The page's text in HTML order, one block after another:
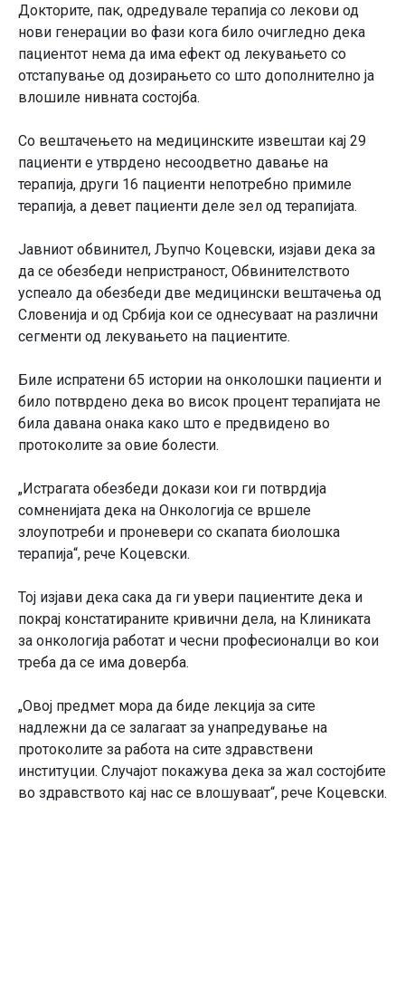
Докторите, пак, одредувале терапија со лекови од
нови генерации во фази кога било очигледно дека
пациентот нема да има ефект од лекувањето со
отстапување од дозирањето со што дополнително ја
влошиле нивната состојба.
Со вештачењето на медицинските извештаи кај 29
пациенти е утврдено несоодветно давање на
терапија, други 16 пациенти непотребно примиле
терапија, а девет пациенти деле зел од терапијата.
Јавниот обвинител, Љупчо Коцевски, изјави дека за
да се обезбеди непристраност, Обвинителството
успеало да обезбеди две медицински вештачења од
Словенија и од Србија кои се однесуваат на различни
сегменти од лекувањето на пациентите.
Биле испратени 65 истории на онколошки пациенти и
било потврдено дека во висок процент терапијата не
била давана онака како што е предвидено во
протоколите за овие болести.
„Истрагата обезбеди докази кои ги потврдија
сомненијата дека на Онкологија се вршеле
злоупотреби и проневери со скапата биолошка
терапија“, рече Коцевски.
Тој изјави дека сака да ги увери пациентите дека и
покрај констатираните кривични дела, на Клиниката
за онкологија работат и чесни професионалци во кои
треба да се има доверба.
„Овој предмет мора да биде лекција за сите
надлежни да се залагаат за унапредување на
протоколите за работа на сите здравствени
институции. Случајот покажува дека за жал состојбите
во здравството кај нас се влошуваат“, рече Коцевски.